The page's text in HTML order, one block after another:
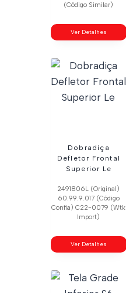
(Código Similar)
Ver Detalhes
Dobradiça
Defletor Frontal
Superior Le
2491806L (Original)
60.99.9.017 (Código
Confia) C22-0079 (Wtk
Import)
Ver Detalhes